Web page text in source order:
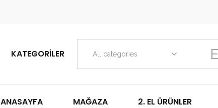
KATEGORILER All categories
ANASAYFA MAĞAZA 2. EL ÜRÜNLER